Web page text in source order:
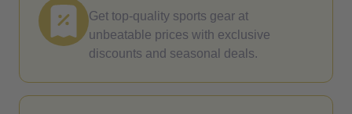
Get top-quality sports gear at
unbeatable prices with exclusive
discounts and seasonal deals.